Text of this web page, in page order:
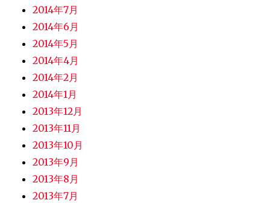
2014年7月
2014年6月
2014年5月
2014年4月
2014年2月
2014年1月
2013年12月
2013年11月
2013年10月
2013年9月
2013年8月
2013年7月